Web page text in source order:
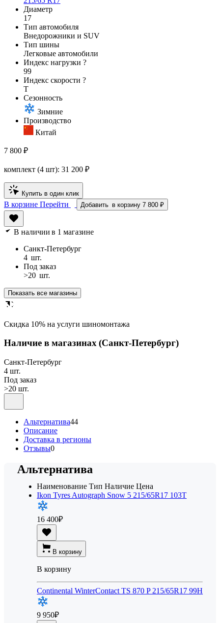
Диаметр
17
Тип автомобиля
Внедорожники и SUV
Тип шины
Легковые автомобили
Индекс нагрузки ?
99
Индекс скорости ?
T
Сезонность
Зимние
Производство
Китай
7 800 ₽
комплект (4 шт): 31 200 ₽
Купить в один клик
В корзине Перейти Добавить в корзину 7 800 ₽
В наличии в 1 магазине
Санкт-Петербург
4 шт.
Под заказ
>20 шт.
Показать все магазины
Cкидка 10% на услуги шиномонтажа
Наличие в магазинах(Санкт-Петербург)
Санкт-Петербург
4 шт.
Под заказ
>20 шт.
Альтернатива44
Описание
Доставка в регионы
Отзывы0
Альтернатива
Наименование Тип Наличие Цена
Ikon Tyres Autograph Snow 5 215/65R17 103T
16 400₽
В корзину
В корзину
Continental WinterContact TS 870 P 215/65R17 99H
9 950₽